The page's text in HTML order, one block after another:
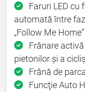
Faruri LED
automată între
„Follow Me Home”
Frânare
pietonilor și a
Frână de
Funcţie Auto